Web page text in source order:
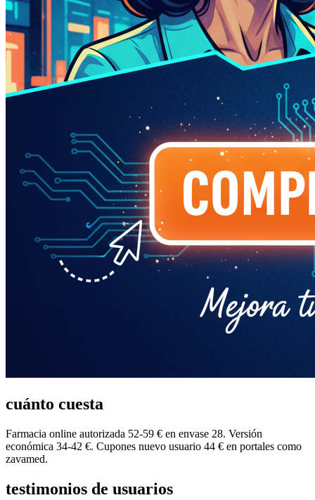
cuánto cuesta
Farmacia online autorizada 52-59 € en envase 28. Versión
económica 34-42 €. Cupones nuevo usuario 44 € en portales como
zavamed.
testimonios de usuarios